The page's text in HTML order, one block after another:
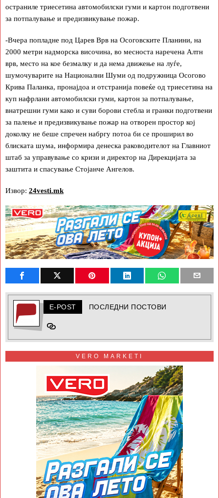
остраниле триесетина автомобилски гуми и картон подготвени
за потпалување и предизвикување пожар.
-Вчера попладне под Царев Врв на Осоговските Планини, на
2000 метри надморска височина, во месноста наречена Алтн
врв, место на кое безмалку и да нема движење на луѓе,
шумочуварите на Национални Шуми од подружница Осогово
Крива Паланка, пронајдоа и отстранија повеќе од триесетина на
куп нафрлани автомобилски гуми, картон за потпалување,
внатрешни гуми како и суви борови стебла и гранки подготвени
за палење и предизвикување пожар на отворен простор кој
доколку не беше спречен набргу потоа би се проширил во
блиската шума, информира денеска раководителот на Главниот
штаб за управување со кризи и директор на Дирекцијата за
заштита и спасување Стојанче Ангелов.
Извор: 24vesti.mk
E-POST ПОСЛЕДНИ ПОСТОВИ
VERO MARKETI